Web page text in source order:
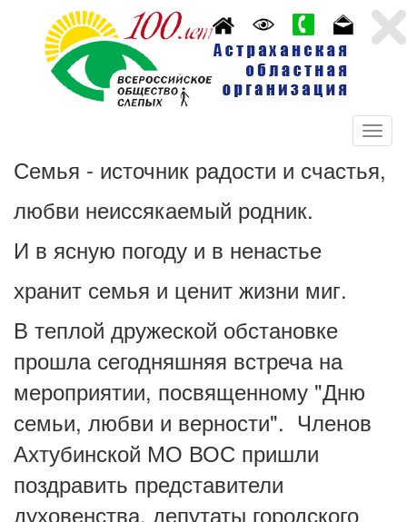
Семья - источник радости и счастья,
любви неиссякаемый родник.
И в ясную погоду и в ненастье
хранит семья и ценит жизни миг.
В теплой дружеской обстановке
прошла сегодняшняя встреча на
мероприятии, посвященному "Дню
семьи, любви и верности". Членов
Ахтубинской МО ВОС пришли
поздравить представители
духовенства, депутаты городского